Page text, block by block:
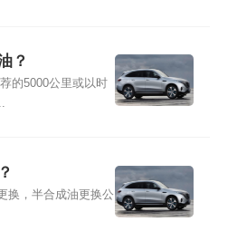
？
的5000公里或以时
换，半合成油更换公